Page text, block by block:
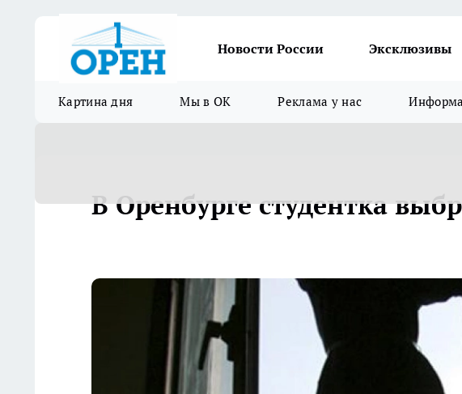
Новости России Эксклюзивы
Картина дня Мы в ОК Реклама у нас
В Оренбурге студентка